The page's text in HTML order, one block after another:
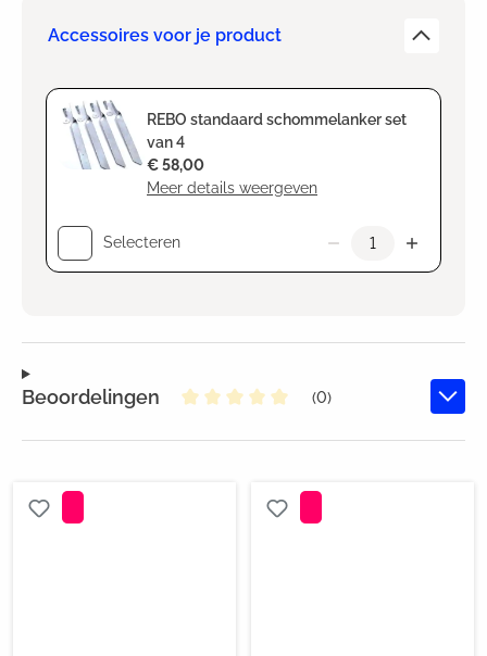
Accessoires voor je product
REBO standaard schommelanker set
van 4
Meer details weergeven
€ 58,00
Selecteren
Beoordelingen
(0)